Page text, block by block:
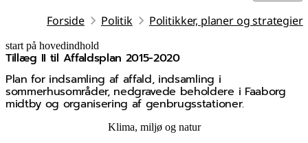
Forside Politik Politikker, planer og strategier
start på hovedindhold
Tillæg II til Affaldsplan 2015-2020
Plan for indsamling af affald, indsamling i
sommerhusområder, nedgravede beholdere i Faaborg
midtby og organisering af genbrugsstationer.
senest opdateret 8. januar 2026
Klima, miljø og natur